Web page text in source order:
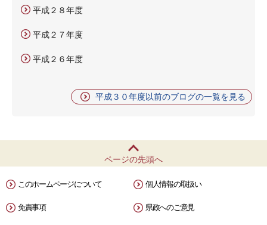
平成２８年度
平成２７年度
平成２６年度
平成３０年度以前のブログの一覧を見る
ページの先頭へ
このホームページについて 個人情報の取扱い
免責事項 県政へのご意見